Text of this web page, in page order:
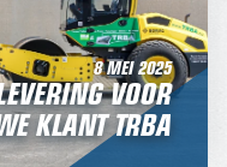
8 MEI 2025
VOOR
KLANT TRBA